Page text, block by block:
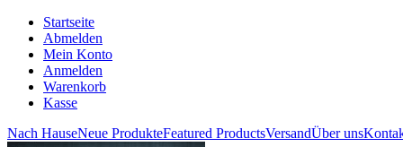
Startseite
Abmelden
Mein Konto
Anmelden
Warenkorb
Kasse
Nach HauseNeue ProdukteFeatured ProductsVersandÜber uns